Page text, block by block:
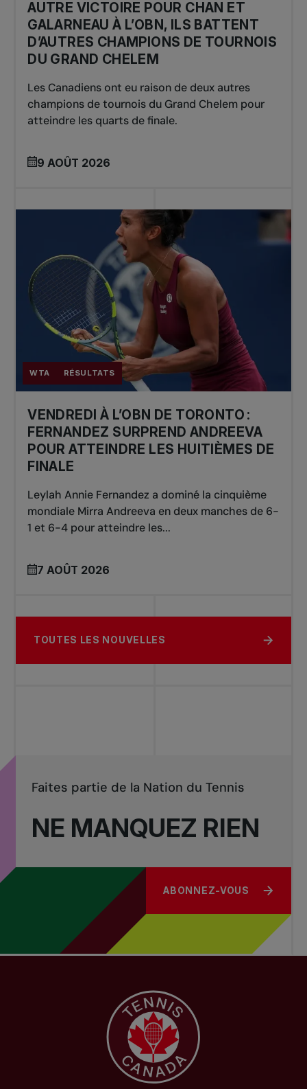
AUTRE VICTOIRE POUR CHAN ET
GALARNEAU À L’OBN, ILS BATTENT
D’AUTRES CHAMPIONS DE TOURNOIS
DU GRAND CHELEM
Les Canadiens ont eu raison de deux autres
champions de tournois du Grand Chelem pour
atteindre les quarts de finale.
9 AOÛT 2026
WTA RÉSULTATS
VENDREDI À L’OBN DE TORONTO :
FERNANDEZ SURPREND ANDREEVA
POUR ATTEINDRE LES HUITIÈMES DE
FINALE
Leylah Annie Fernandez a dominé la cinquième
mondiale Mirra Andreeva en deux manches de 6-
1 et 6-4 pour atteindre les...
7 AOÛT 2026
TOUTES LES NOUVELLES
NE MANQUEZ RIEN
Faites partie de la Nation du Tennis
ABONNEZ-VOUS